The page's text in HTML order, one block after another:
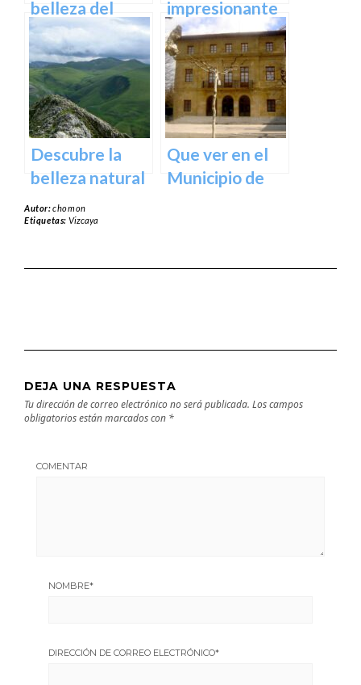
belleza del
Santuario de
Arantzazu en
Guipuzcoa –
Guía turística y
cultural
impresionante
arte natural del
Bosque de Oma
en Vizcaya
Descubre la
belleza natural
del Parque
Natural de
próxima
Que ver en el
Municipio de
Autor:chomon
Etiquetas: Vizcaya
DEJA UNA RESPUESTA
Tu dirección de correo electrónico no será publicada. Los campos
obligatorios están marcados con *
COMENTAR
NOMBRE*
DIRECCIÓN DE CORREO ELECTRÓNICO*